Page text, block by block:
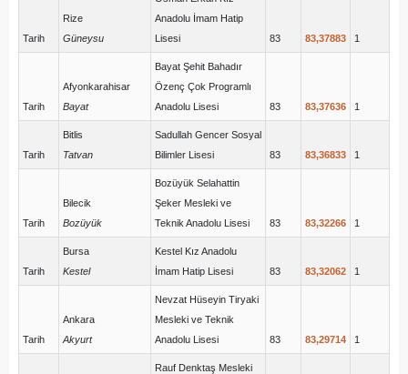
Tarih
Rize
Güneysu
Anadolu İmam Hatip
Lisesi
83 83,37883 1
Tarih
Afyonkarahisar
Bayat
Bayat Şehit Bahadır
Özenç Çok Programlı
Anadolu Lisesi
83 83,37636 1
Tarih
Bitlis
Tatvan
Sadullah Gencer Sosyal
Bilimler Lisesi
83 83,36833 1
Tarih
Bilecik
Bozüyük
Bozüyük Selahattin
Şeker Mesleki ve
Teknik Anadolu Lisesi
83 83,32266 1
Tarih
Bursa
Kestel
Kestel Kız Anadolu
İmam Hatip Lisesi
83 83,32062 1
Tarih
Ankara
Akyurt
Nevzat Hüseyin Tiryaki
Mesleki ve Teknik
Anadolu Lisesi
83 83,29714 1
Rauf Denktaş Mesleki